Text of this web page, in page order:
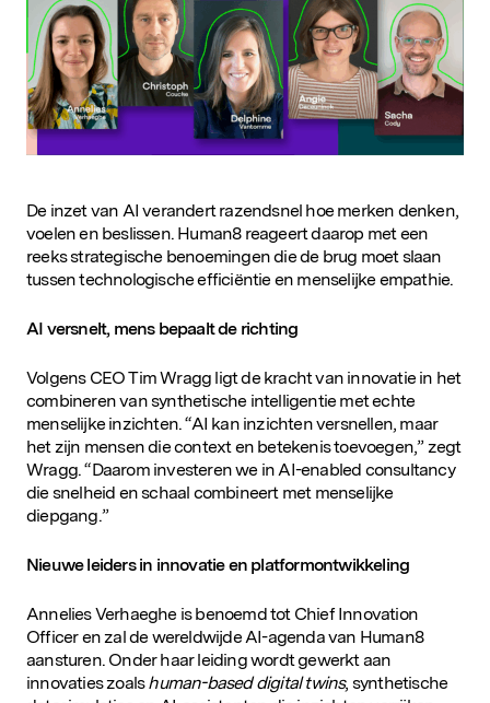
SLUIT JE AAN
De inzet van AI verandert razendsnel hoe merken denken,
voelen en beslissen. Human8 reageert daarop met een
reeks strategische benoemingen die de brug moet slaan
tussen technologische efficiëntie en menselijke empathie.
AI versnelt, mens bepaalt de richting
Volgens CEO Tim Wragg ligt de kracht van innovatie in het
combineren van synthetische intelligentie met echte
menselijke inzichten. “AI kan inzichten versnellen, maar
het zijn mensen die context en betekenis toevoegen,” zegt
Wragg. “Daarom investeren we in AI-enabled consultancy
die snelheid en schaal combineert met menselijke
diepgang.”
Nieuwe leiders in innovatie en platformontwikkeling
Annelies Verhaeghe is benoemd tot Chief Innovation
Officer en zal de wereldwijde AI-agenda van Human8
aansturen. Onder haar leiding wordt gewerkt aan
innovaties zoalshuman-based digital twins, synthetische